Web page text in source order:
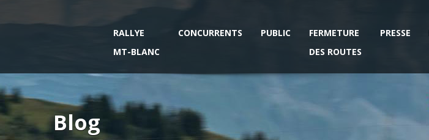
RALLYE
MT-BLANC
CONCURRENTS PUBLIC
FERMETURE
DES ROUTES
PRESSE
Blog